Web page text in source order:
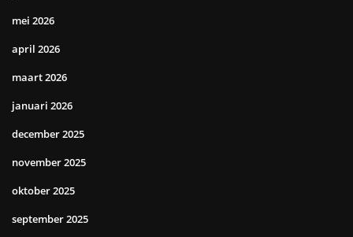
mei 2026
april 2026
maart 2026
januari 2026
december 2025
november 2025
oktober 2025
september 2025